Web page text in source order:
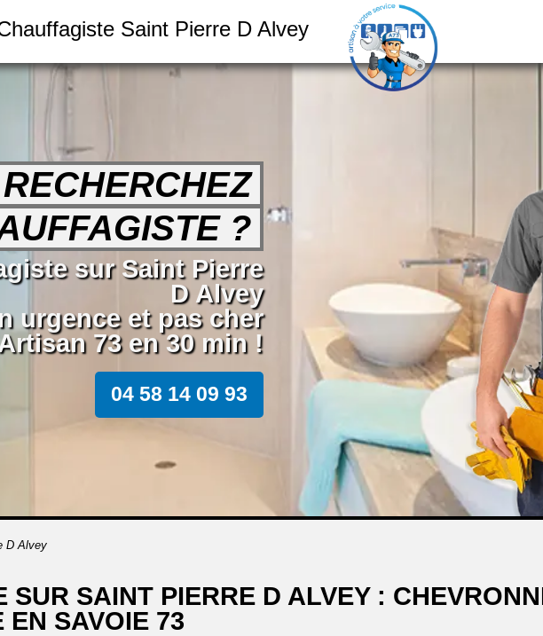
Saint Pierre D Alvey
?
sur Saint Pierre
D Alvey
urgence et pas cher
73 en 30 min !
04 58 14 09 93
D Alvey
SUR SAINT PIERRE D ALVEY :
EN SAVOIE 73